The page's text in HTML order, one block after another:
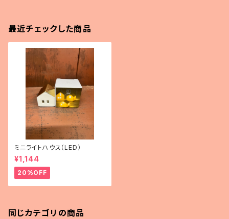
最近チェックした商品
ミニライトハウス（LED）
¥1,144
20%OFF
同じカテゴリの商品